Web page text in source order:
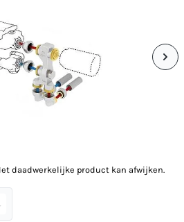
daadwerkelijke product kan afwijken.